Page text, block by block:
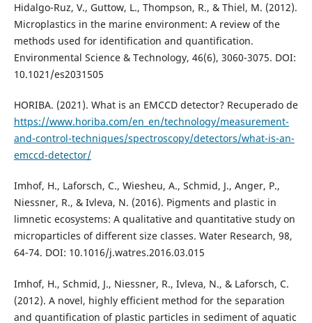
Hidalgo-Ruz, V., Guttow, L., Thompson, R., & Thiel, M. (2012).
Microplastics in the marine environment: A review of the
methods used for identification and quantification.
Environmental Science & Technology, 46(6), 3060-3075. DOI:
10.1021/es2031505
HORIBA. (2021). What is an EMCCD detector? Recuperado de
https://www.horiba.com/en_en/technology/measurement-
and-control-techniques/spectroscopy/detectors/what-is-an-
emccd-detector/
Imhof, H., Laforsch, C., Wiesheu, A., Schmid, J., Anger, P.,
Niessner, R., & Ivleva, N. (2016). Pigments and plastic in
limnetic ecosystems: A qualitative and quantitative study on
microparticles of different size classes. Water Research, 98,
64-74. DOI: 10.1016/j.watres.2016.03.015
Imhof, H., Schmid, J., Niessner, R., Ivleva, N., & Laforsch, C.
(2012). A novel, highly efficient method for the separation
and quantification of plastic particles in sediment of aquatic